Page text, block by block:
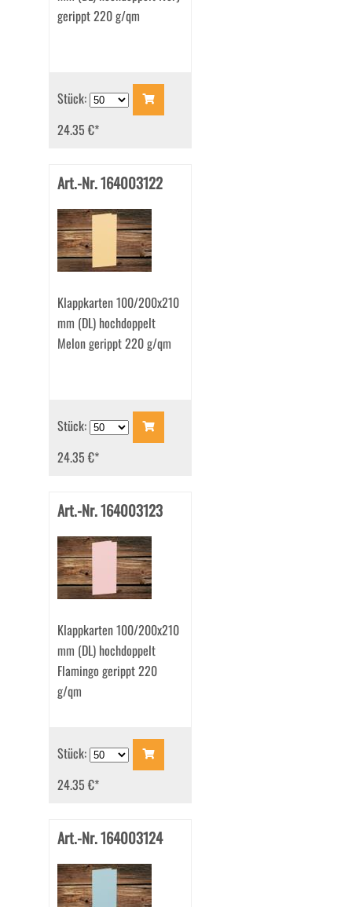
gerippt 220 g/qm
Stück:
24.35 €*
Art.-Nr. 164003122
Klappkarten 100/200x210
mm (DL) hochdoppelt
Melon gerippt 220 g/qm
Stück:
24.35 €*
Art.-Nr. 164003123
Klappkarten 100/200x210
mm (DL) hochdoppelt
Flamingo gerippt 220
g/qm
Stück:
24.35 €*
Art.-Nr. 164003124